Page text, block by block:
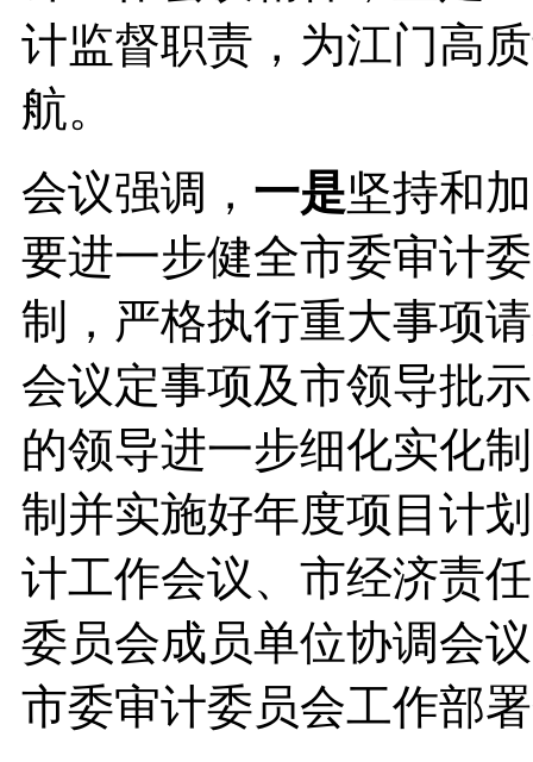
计监督职责，为江门高
航。
会议强调， 一是坚持和
要进一步健全市委审计
制，严格执行重大事项
会议定事项及市领导批
的领导进一步细化实化
制并实施好年度项目计
计工作会议、市经济责
委员会成员单位协调会
市委审计委员会工作部